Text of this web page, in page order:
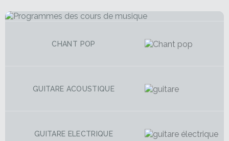
CHANT POP
GUITARE ACOUSTIQUE
GUITARE ELECTRIQUE